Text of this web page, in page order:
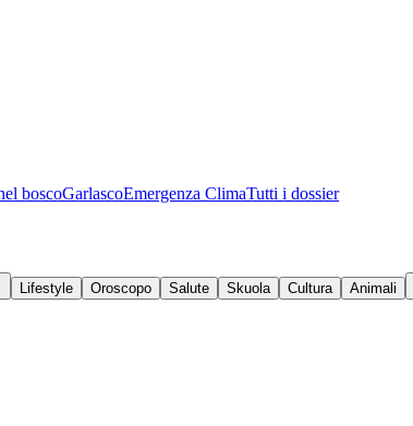
boscoGarlascoEmergenza ClimaTutti i dossier
Lifestyle Oroscopo Salute Skuola Cultura Animali